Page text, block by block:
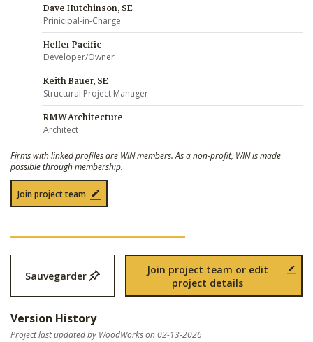
Dave Hutchinson, SE
Prinicipal-in-Charge
Heller Pacific
Developer/Owner
Keith Bauer, SE
Structural Project Manager
RMW Architecture
Architect
Firms with linked profiles are WIN members. As a non-profit, WIN is made
possible through membership.
Join project team
Sauvegarder
Join project team or edit
project details
Version History
Project last updated by WoodWorks on 02-13-2026